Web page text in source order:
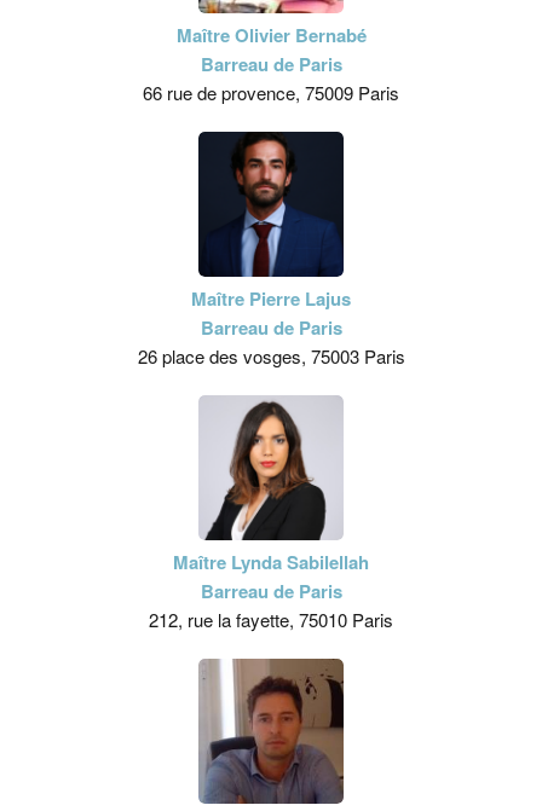
Maître Olivier Bernabé
Barreau de Paris
66 rue de provence, 75009 Paris
Maître Pierre Lajus
Barreau de Paris
26 place des vosges, 75003 Paris
Maître Lynda Sabilellah
Barreau de Paris
212, rue la fayette, 75010 Paris